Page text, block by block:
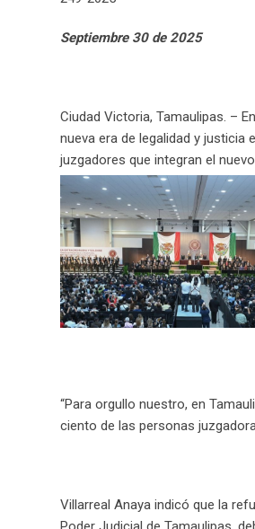
Septiembre 30 de 2025
Ciudad Victoria, Tamaulipas. –
nueva era de legalidad y
juzgadores que integran el
“Para orgullo nuestro, en
ciento de las personas
Villarreal Anaya indicó que la